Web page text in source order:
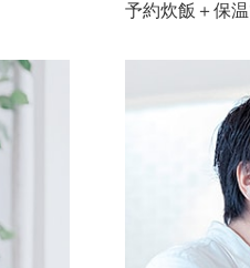
予約炊飯＋保